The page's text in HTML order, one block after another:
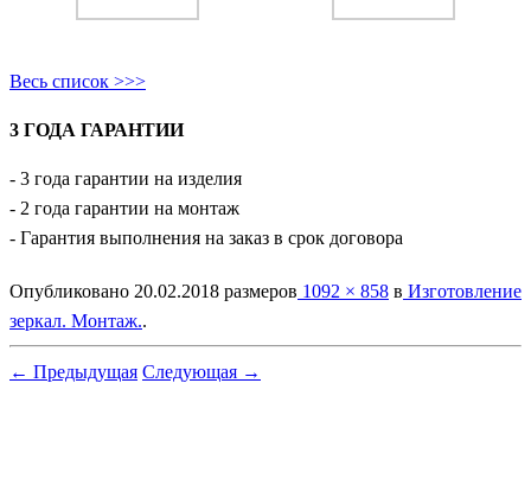
Весь список >>>
3 ГОДА ГАРАНТИИ
- 3 года гарантии на изделия
- 2 года гарантии на монтаж
- Гарантия выполнения на заказ в срок договора
Опубликовано 20.02.2018 размеров 1092 × 858 в Изготовление
зеркал. Монтаж..
← Предыдущая Следующая →